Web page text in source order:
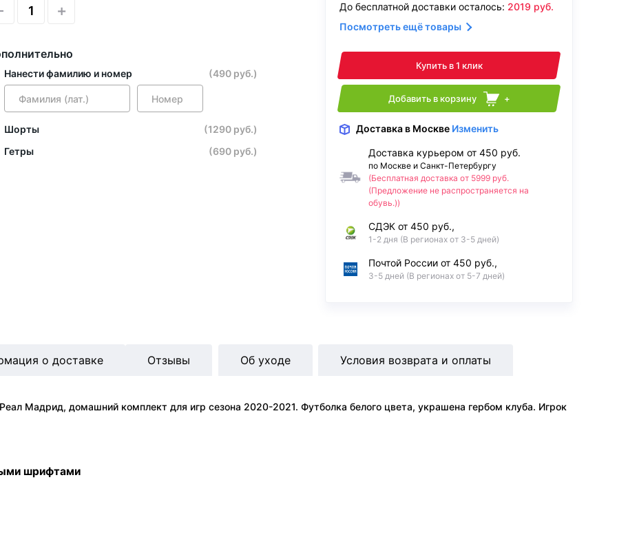
+
Нанести фамилию и номер (490 руб.)
Шорты
(1290 руб.)
Гетры
(690 руб.)
До бесплатной доставки осталось: 2019 руб.
Посмотреть ещё товары
Купить в 1 клик
Добавить в корзину +
Доставка в Москве Изменить
Доставка курьером от 450 руб.
по Москве и Санкт-Петербургу
(Бесплатная доставка от 5999 руб.
(Предложение не распространяется на
обувь.))
СДЭК от 450 руб.,
1-2 дня (В регионах от 3-5 дней)
Почтой России от 450 руб.,
3-5 дней (В регионах от 5-7 дней)
Мадрид, домашний комплект для игр сезона 2020-2021. Футболка белого цвета, украшена гербом клуба. Игрок
шрифтами
о доставке Отзывы Об уходе Условия возврата и оплаты